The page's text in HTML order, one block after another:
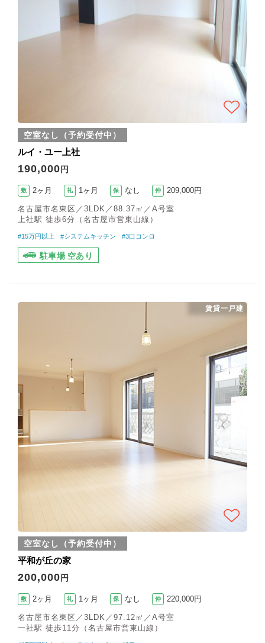
空室なし（予約受付中）
ルイ・ユー上社
190,000 円
敷 2ヶ月 礼 1ヶ月 保 なし 仲 209,000円
名古屋市名東区／3LDK／88.37㎡／A号室
上社駅 徒歩6分（名古屋市営東山線）
#15万円以上 #システムキッチン #3口コンロ
駐車場 空あり
空室なし（予約受付中）
平和が丘の家
200,000 円
敷 2ヶ月 礼 1ヶ月 保 なし 仲 220,000円
名古屋市名東区／3LDK／97.12㎡／A号室
一社駅 徒歩11分（名古屋市営東山線）
賃貸一戸建